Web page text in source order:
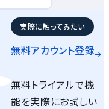
実際に触ってみたい
無料アカウント登録
無料トライアルで機
能を実際にお試しい